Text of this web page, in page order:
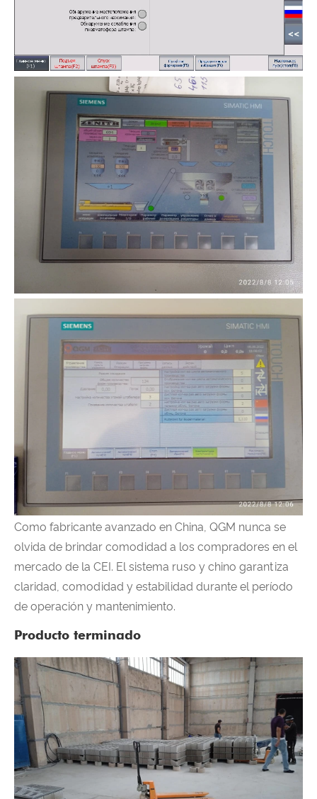
Como fabricante avanzado en China, QGM nunca se
olvida de brindar comodidad a los compradores en el
mercado de la CEI. El sistema ruso y chino garantiza
claridad, comodidad y estabilidad durante el período
de operación y mantenimiento.
Producto terminado